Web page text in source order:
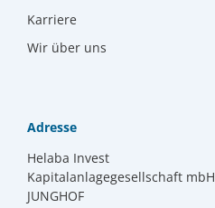
Karriere
Wir über uns
Adresse
Helaba Invest
Kapitalanlagegesellschaft mbH
JUNGHOF